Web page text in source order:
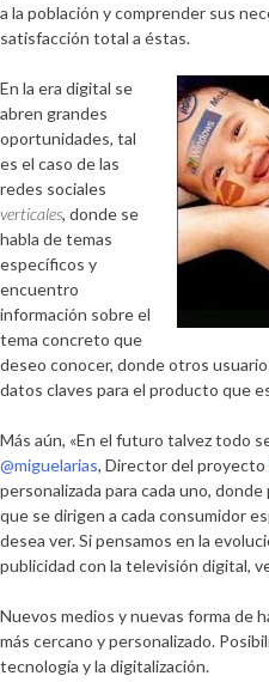
a la población y comprender sus
satisfacción total a éstas.
En la era digital se
abren grandes
oportunidades, tal
es el caso de las
redes sociales
verticales, donde se
habla de temas
específicos y
encuentro
información sobre el
tema concreto que
deseo conocer, donde otros
datos claves para el producto que
Más aún, «En el futuro talvez todo
@miguelarias, Director del proyecto
personalizada para cada uno,
que se dirigen a cada consumidor
desea ver. Si pensamos en la
publicidad con la televisión digital,
Nuevos medios y nuevas forma de
más cercano y personalizado.
tecnología y la digitalización.